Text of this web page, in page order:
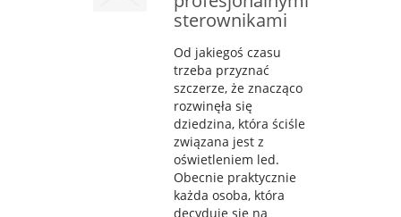
sterownikami
Od jakiegoś czasu
trzeba przyznać
szczerze, że znacząco
rozwinęła się
dziedzina, która ściśle
związana jest z
oświetleniem led.
Obecnie praktycznie
każda osoba, która
decyduje się na